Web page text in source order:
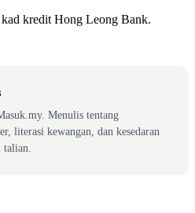
kad kredit Hong Leong Bank.
Menulis tentang
literasi kewangan, dan kesedaran